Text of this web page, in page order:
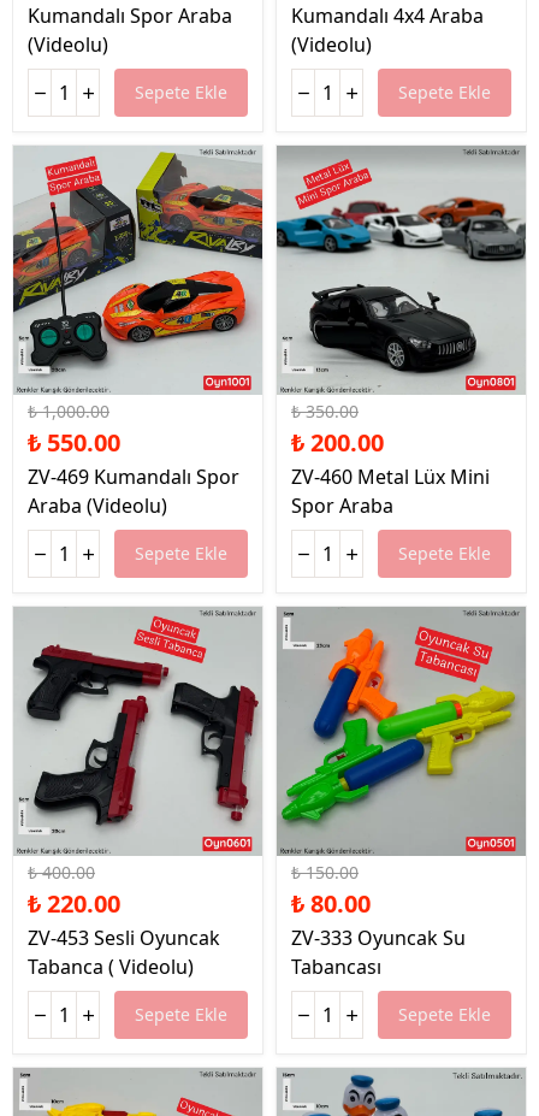
Kumandalı Spor Araba
(Videolu)
Sepete Ekle
Kumandalı 4x4 Araba
(Videolu)
Sepete Ekle
%45 İndirim
₺ 1,000.00
₺ 550.00
ZV-469 Kumandalı Spor
Araba (Videolu)
Sepete Ekle
%43 İndirim
₺ 350.00
₺ 200.00
ZV-460 Metal Lüx Mini
Spor Araba
Sepete Ekle
%45 İndirim
₺ 400.00
₺ 220.00
ZV-453 Sesli Oyuncak
Tabanca ( Videolu)
Sepete Ekle
₺ 150.00
₺ 80.00
ZV-333 Oyuncak Su
Tabancası
Sepete Ekle